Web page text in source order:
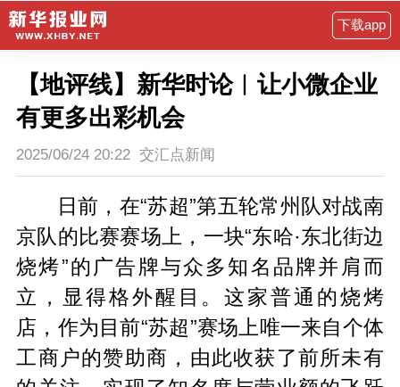
下载app
【地评线】新华时论︱让小微企业
有更多出彩机会
2025/06/24 20:22 交汇点新闻
日前，在“苏超”第五轮常州队对战南
京队的比赛赛场上，一块“东哈·东北街边
烧烤”的广告牌与众多知名品牌并肩而
立，显得格外醒目。这家普通的烧烤
店，作为目前“苏超”赛场上唯一来自个体
工商户的赞助商，由此收获了前所未有